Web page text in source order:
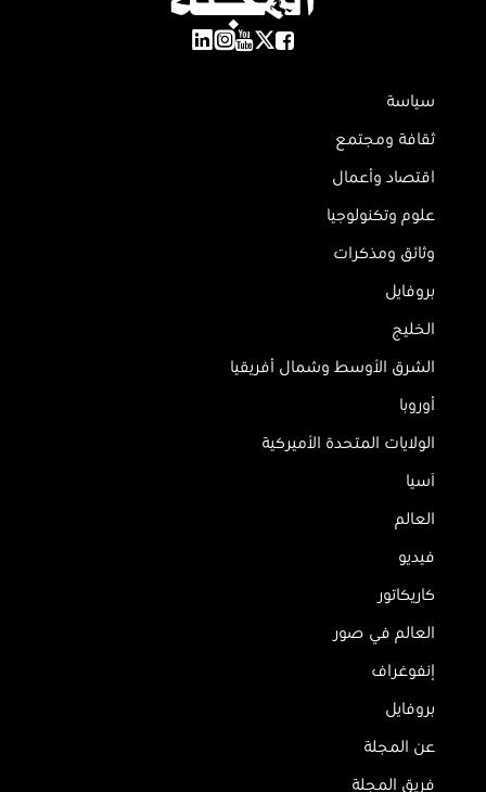
سياسة
ثقافة ومجتمع
اقتصاد وأعمال
علوم وتكنولوجيا
وثائق ومذكرات
بروفايل
الخليج
الشرق الأوسط وشمال أفريقيا
أوروبا
الولايات المتحدة الأميركية
آسيا
العالم
فيديو
كاريكاتور
العالم في صور
إنفوغراف
بروفايل
عن المجلة
فريق المجلة